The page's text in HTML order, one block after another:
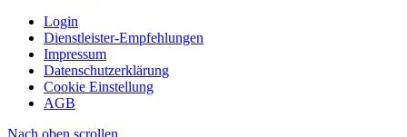
Login
Dienstleister-Empfehlungen
Impressum
Datenschutzerklärung
Cookie Einstellung
AGB